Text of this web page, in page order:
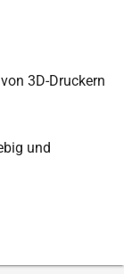
3D-Druckern
und